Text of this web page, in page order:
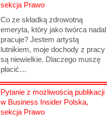
sekcja Prawo
Co ze składką zdrowotną
emeryta, który jako twórca nadal
pracuje? Jestem artystą
lutnikiem, moje dochody z pracy
są niewielkie. Dlaczego muszę
płacić…
Pytanie z możliwością publikacji
w Business Insider Polska,
sekcja Prawo